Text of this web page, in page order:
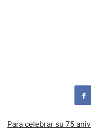
Para celebrar su 75